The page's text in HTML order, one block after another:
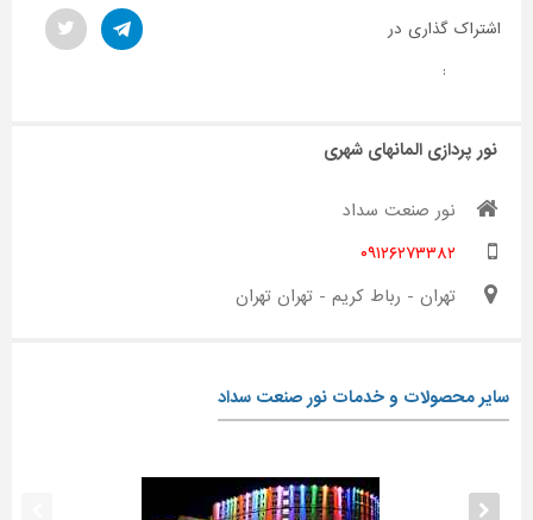
اشتراک گذاری در
:
نور پردازی المانهای شهری
نور صنعت سداد
۰۹۱۲۶۲۷۳۳۸۲
تهران - رباط کریم - تهران تهران
سایر محصولات و خدمات نور صنعت سداد